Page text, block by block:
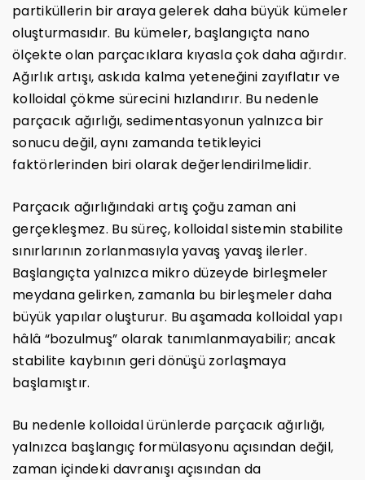
partiküllerin bir araya gelerek daha büyük kümeler
oluşturmasıdır. Bu kümeler, başlangıçta nano
ölçekte olan parçacıklara kıyasla çok daha ağırdır.
Ağırlık artışı, askıda kalma yeteneğini zayıflatır ve
kolloidal çökme sürecini hızlandırır. Bu nedenle
parçacık ağırlığı, sedimentasyonun yalnızca bir
sonucu değil, aynı zamanda tetikleyici
faktörlerinden biri olarak değerlendirilmelidir.
Parçacık ağırlığındaki artış çoğu zaman ani
gerçekleşmez. Bu süreç, kolloidal sistemin stabilite
sınırlarının zorlanmasıyla yavaş yavaş ilerler.
Başlangıçta yalnızca mikro düzeyde birleşmeler
meydana gelirken, zamanla bu birleşmeler daha
büyük yapılar oluşturur. Bu aşamada kolloidal yapı
hâlâ “bozulmuş” olarak tanımlanmayabilir; ancak
stabilite kaybının geri dönüşü zorlaşmaya
başlamıştır.
Bu nedenle kolloidal ürünlerde parçacık ağırlığı,
yalnızca başlangıç formülasyonu açısından değil,
zaman içindeki davranışı açısından da